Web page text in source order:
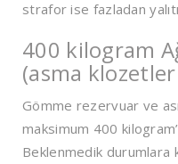
strafor ise fazladan
400 kilogram
(asma
Gömme rezervuar ve
maksimum 400
Beklenmedik durumlara